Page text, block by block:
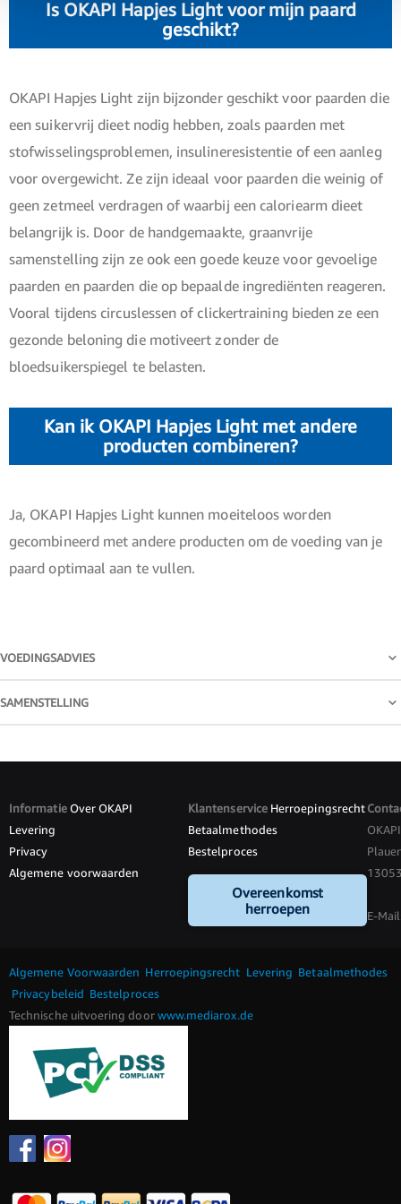
Is OKAPI Hapjes Light voor mijn paard
geschikt?
OKAPI Hapjes Light zijn bijzonder geschikt voor paarden die
een suikervrij dieet nodig hebben, zoals paarden met
stofwisselingsproblemen, insulineresistentie of een aanleg
voor overgewicht. Ze zijn ideaal voor paarden die weinig of
geen zetmeel verdragen of waarbij een caloriearm dieet
belangrijk is. Door de handgemaakte, graanvrije
samenstelling zijn ze ook een goede keuze voor gevoelige
paarden en paarden die op bepaalde ingrediënten reageren.
Vooral tijdens circuslessen of clickertraining bieden ze een
gezonde beloning die motiveert zonder de
bloedsuikerspiegel te belasten.
Kan ik OKAPI Hapjes Light met andere
producten combineren?
Ja, OKAPI Hapjes Light kunnen moeiteloos worden
gecombineerd met andere producten om de voeding van je
paard optimaal aan te vullen.
VOEDINGSADVIES
SAMENSTELLING
Informatie Over OKAPI
Levering
Privacy
Algemene voorwaarden
Klantenservice Herroepingsrecht
Betaalmethodes
Bestelproces
Overeenkomst
herroepen
E-
Algemene Voorwaarden Herroepingsrecht Levering Betaalmethodes
Privacybeleid Bestelproces
Technische uitvoering doorwww.mediarox.de